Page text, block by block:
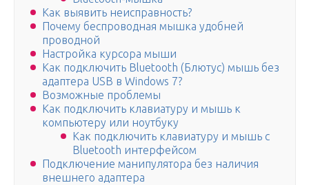
Как выявить неисправность?
Почему беспроводная мышка удобней
проводной
Настройка курсора мыши
Как подключить Bluetooth (Блютус) мышь без
адаптера USB в Windows 7?
Возможные проблемы
Как подключить клавиатуру и мышь к
компьютеру или ноутбуку
Как подключить клавиатуру и мышь с
Bluetooth интeрфeйсом
Подключение манипулятора без наличия
внешнего адаптера